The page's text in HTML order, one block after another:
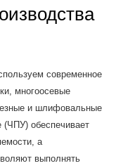
современное
многоосевые
и шлифовальные
(ЧПУ) обеспечивает
а
выполнять